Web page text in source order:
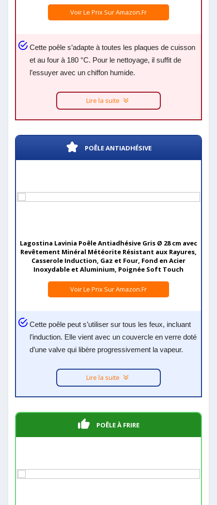
Voir Le Prix Sur Amazon.fr
Cette poêle s’adapte à toutes les plaques de cuisson
et au four à 180 °C. Pour le nettoyage, il suffit de
l’essuyer avec un chiffon humide.
Lire la suite
POÊLE ANTIADHÉSIVE
Lagostina Lavinia Poêle Antiadhésive Gris Ø 28 cm avec
Revêtement Minéral Météorite Résistant aux Rayures,
Casserole Induction, Gaz et Four, Fond en Acier
Inoxydable et Aluminium, Poignée Soft Touch
Voir Le Prix Sur Amazon.fr
Cette poêle peut s’utiliser sur tous les feux, incluant
l’induction. Elle vient avec un couvercle en verre doté
d’une valve qui libère progressivement la vapeur.
Lire la suite
POÊLE À FRIRE